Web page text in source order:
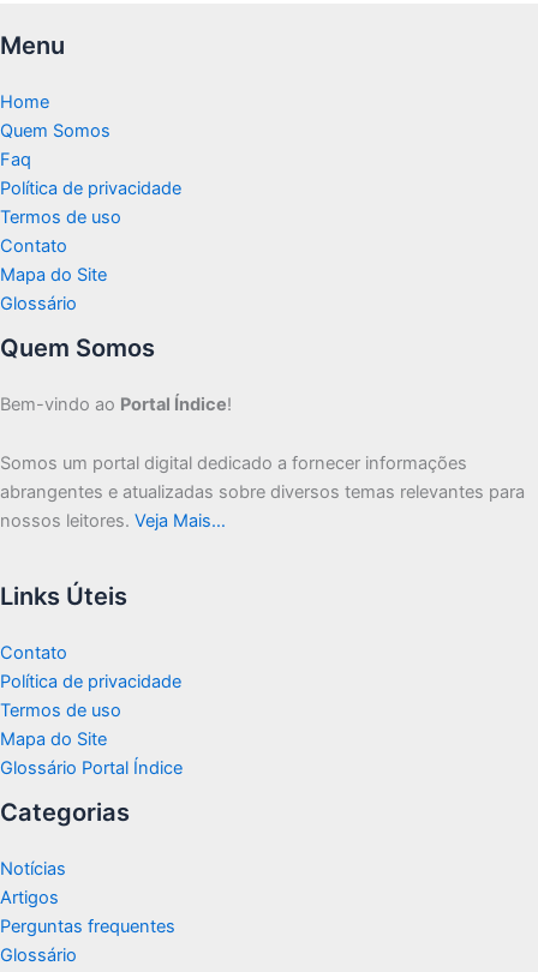
Menu
Home
Quem Somos
Faq
Política de privacidade
Termos de uso
Contato
Mapa do Site
Glossário
Quem Somos
Bem-vindo ao Portal Índice!
Somos um portal digital dedicado a fornecer informações
abrangentes e atualizadas sobre diversos temas relevantes para
nossos leitores. Veja Mais…
Links Úteis
Contato
Política de privacidade
Termos de uso
Mapa do Site
Glossário Portal Índice
Categorias
Notícias
Artigos
Perguntas frequentes
Glossário